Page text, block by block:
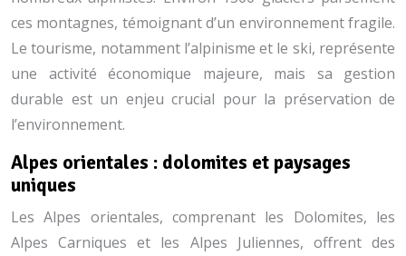
ces montagnes, témoignant d’un environnement fragile.
Le tourisme, notamment l’alpinisme et le ski, représente
une activité économique majeure, mais sa gestion
durable est un enjeu crucial pour la préservation de
l’environnement.
Alpes orientales : dolomites et paysages
uniques
Les Alpes orientales, comprenant les Dolomites, les
Alpes Carniques et les Alpes Juliennes, offrent des